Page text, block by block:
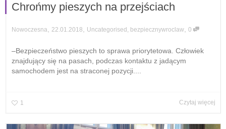
Chrońmy pieszych na przejściach
Nowoczesna 22.01.2018 Uncategorised , bezpiecznywroclaw 0
–Bezpieczeństwo pieszych to sprawa priorytetowa. Człowiek
znajdujący się na pasach, podczas kontaktu z jadącym
samochodem jest na straconej pozycji....
1 Czytaj więcej